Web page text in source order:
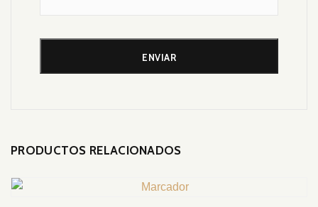
PRODUCTOS RELACIONADOS